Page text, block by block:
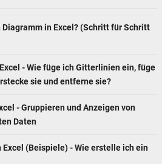
in Excel? (Schritt für Schritt
- Wie füge ich Gitterlinien ein, füge
sie und entferne sie?
- Gruppieren und Anzeigen von
Daten
(Beispiele) - Wie erstelle ich ein